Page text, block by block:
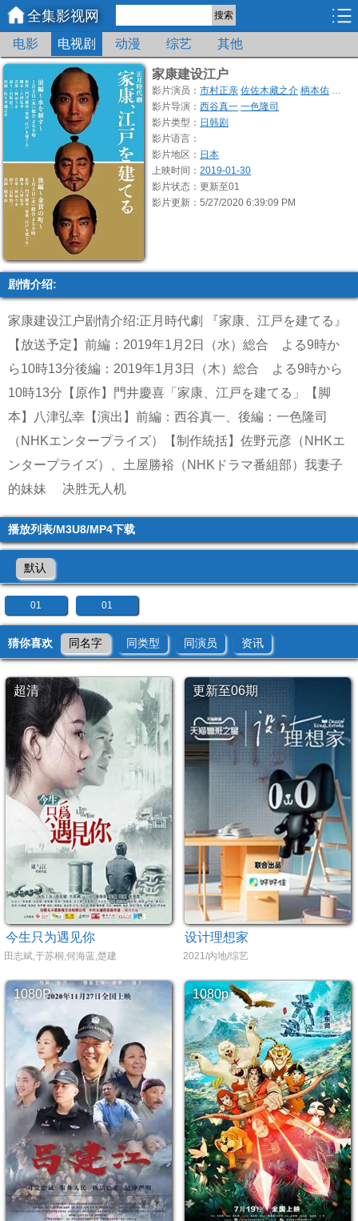
全集影视网 搜索
电影 电视剧 动漫 综艺 其他
家康建设江户
影片演员：市村正亲 佐佐木藏之介 柄本佑 高岛
影片导演：西谷真一 一色隆司
影片类型： 日韩剧
影片语言：
影片地区： 日本
上映时间：2019-01-30
影片状态：更新至01
影片更新：5/27/2020 6:39:09 PM
剧情介绍:
家康建设江户剧情介绍:正月時代劇 『家康、江戸を建てる』
【放送予定】前編：2019年1月2日（水）総合 よる9時か
ら10時13分後編：2019年1月3日（木）総合 よる9時から
10時13分【原作】門井慶喜「家康、江戸を建てる」【脚
本】八津弘幸【演出】前編：西谷真一、後編：一色隆司
（NHKエンタープライズ）【制作統括】佐野元彦（NHKエ
ンタープライズ）、土屋勝裕（NHKドラマ番組部） 我妻子
的妹妹
决胜无人机
播放列表/M3U8/MP4下载
默认
01 01
猜你喜欢 同名字 同类型 同演员 资讯
超清
今生只为遇见你
田志斌,于苏桐,何海蓝,楚建
更新至06期
设计理想家
2021/内地/综艺
1080P 1080p